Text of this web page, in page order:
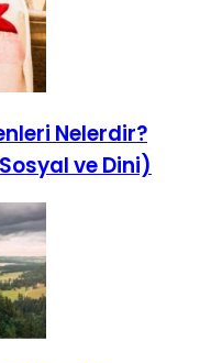
Nelerdir?
ve Dini)